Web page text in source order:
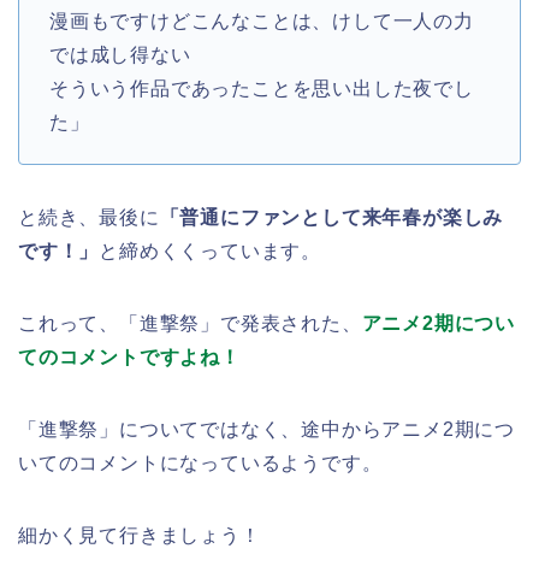
漫画もですけどこんなことは、けして一人の力
では成し得ない
そういう作品であったことを思い出した夜でし
た」
と続き、最後に
「普通にファンとして来年春が楽しみ
です！」
と締めくくっています。
これって、「進撃祭」で発表された、 アニメ2期につい
てのコメントですよね！
「進撃祭」についてではなく、途中からアニメ2期につ
いてのコメントになっているようです。
細かく見て行きましょう！